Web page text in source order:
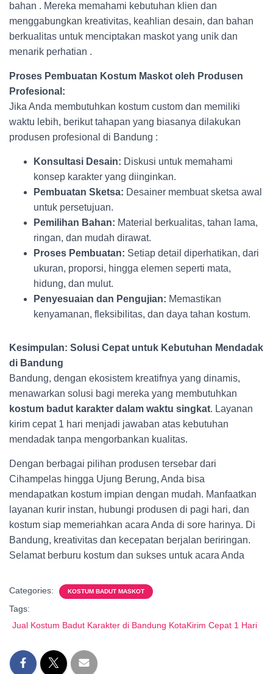
bahan . Mereka memahami kebutuhan klien dan
menggabungkan kreativitas, keahlian desain, dan bahan
berkualitas untuk menciptakan maskot yang unik dan
menarik perhatian .
Proses Pembuatan Kostum Maskot oleh Produsen
Profesional:
Jika Anda membutuhkan kostum custom dan memiliki
waktu lebih, berikut tahapan yang biasanya dilakukan
produsen profesional di Bandung :
Konsultasi Desain: Diskusi untuk memahami
konsep karakter yang diinginkan.
Pembuatan Sketsa: Desainer membuat sketsa awal
untuk persetujuan.
Pemilihan Bahan: Material berkualitas, tahan lama,
ringan, dan mudah dirawat.
Proses Pembuatan: Setiap detail diperhatikan, dari
ukuran, proporsi, hingga elemen seperti mata,
hidung, dan mulut.
Penyesuaian dan Pengujian: Memastikan
kenyamanan, fleksibilitas, dan daya tahan kostum.
Kesimpulan: Solusi Cepat untuk Kebutuhan Mendadak
di Bandung
Bandung, dengan ekosistem kreatifnya yang dinamis,
menawarkan solusi bagi mereka yang membutuhkan
kostum badut karakter dalam waktu singkat. Layanan
kirim cepat 1 hari menjadi jawaban atas kebutuhan
mendadak tanpa mengorbankan kualitas.
Dengan berbagai pilihan produsen tersebar dari
Cihampelas hingga Ujung Berung, Anda bisa
mendapatkan kostum impian dengan mudah. Manfaatkan
layanan kurir instan, hubungi produsen di pagi hari, dan
kostum siap memeriahkan acara Anda di sore harinya. Di
Bandung, kreativitas dan kecepatan berjalan beriringan.
Selamat berburu kostum dan sukses untuk acara Anda
Categories: KOSTUM BADUT MASKOT
Tags:
Jual Kostum Badut Karakter di Bandung KotaKirim Cepat 1 Hari